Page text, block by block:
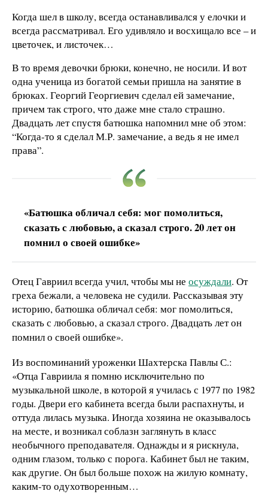
Когда шел в школу, всегда останавливался у елочки и
всегда рассматривал. Его удивляло и восхищало все – и
цветочек, и листочек…
В то время девочки брюки, конечно, не носили. И вот
одна ученица из богатой семьи пришла на занятие в
брюках. Георгий Георгиевич сделал ей замечание,
причем так строго, что даже мне стало страшно.
Двадцать лет спустя батюшка напомнил мне об этом:
“Когда-то я сделал М.Р. замечание, а ведь я не имел
права”.
«Батюшка обличал себя: мог помолиться,
сказать с любовью, а сказал строго. 20 лет он
помнил о своей ошибке»
Отец Гавриил всегда учил, чтобы мы не осуждали. От
греха бежали, а человека не судили. Рассказывая эту
историю, батюшка обличал себя: мог помолиться,
сказать с любовью, а сказал строго. Двадцать лет он
помнил о своей ошибке».
Из воспоминаний уроженки Шахтерска Павлы С.:
«Отца Гавриила я помню исключительно по
музыкальной школе, в которой я училась с 1977 по 1982
годы. Двери его кабинета всегда были распахнуты, и
оттуда лилась музыка. Иногда хозяина не оказывалось
на месте, и возникал соблазн заглянуть в класс
необычного преподавателя. Однажды и я рискнула,
одним глазом, только с порога. Кабинет был не таким,
как другие. Он был больше похож на жилую комнату,
каким-то одухотворенным…